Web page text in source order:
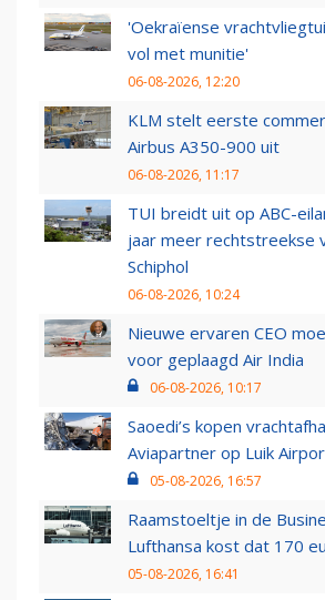
'Oekraïense
vol met munitie'
06-08-2026, 12:20
KLM stelt eerste
Airbus A350-900 uit
06-08-2026, 11:17
TUI breidt uit op ABC-
jaar meer rechtstreekse
Schiphol
06-08-2026, 10:24
Nieuwe ervaren CEO
voor geplaagd Air India
06-08-2026, 10:17
Saoedi’s kopen
Aviapartner op Luik
05-08-2026, 16:57
Raamstoeltje in de
Lufthansa kost dat 170
05-08-2026, 16:41